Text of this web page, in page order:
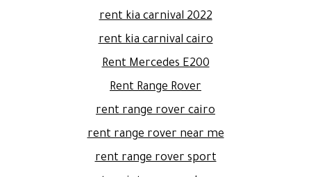
rent kia carnival 2022
rent kia carnival cairo
Rent Mercedes E200
Rent Range Rover
rent range rover cairo
rent range rover near me
rent range rover sport